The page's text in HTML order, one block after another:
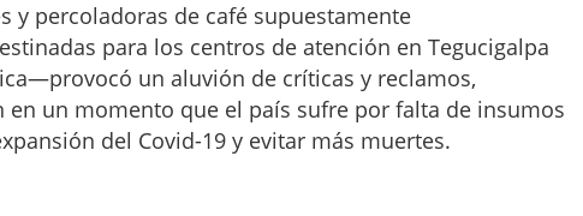
y percoladoras de café supuestamente
para los centros de atención en Tegucigalpa
un aluvión de críticas y reclamos,
un momento que el país sufre por falta de insumos
del Covid-19 y evitar más muertes.